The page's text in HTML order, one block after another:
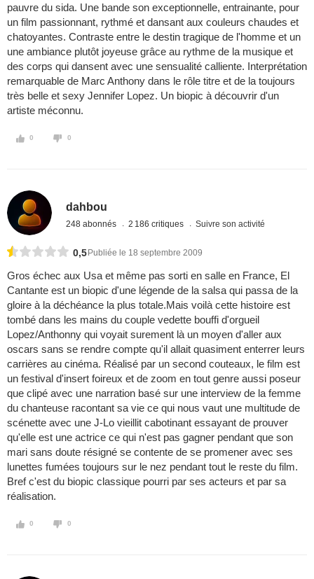
pauvre du sida. Une bande son exceptionnelle, entrainante, pour
un film passionnant, rythmé et dansant aux couleurs chaudes et
chatoyantes. Contraste entre le destin tragique de l'homme et un
une ambiance plutôt joyeuse grâce au rythme de la musique et
des corps qui dansent avec une sensualité calliente. Interprétation
remarquable de Marc Anthony dans le rôle titre et de la toujours
très belle et sexy Jennifer Lopez. Un biopic à découvrir d'un
artiste méconnu.
0 0
dahbou
248 abonnés 2 186 critiques Suivre son activité
0,5 Publiée le 18 septembre 2009
Gros échec aux Usa et même pas sorti en salle en France, El
Cantante est un biopic d'une légende de la salsa qui passa de la
gloire à la déchéance la plus totale.Mais voilà cette histoire est
tombé dans les mains du couple vedette bouffi d'orgueil
Lopez/Anthonny qui voyait surement là un moyen d'aller aux
oscars sans se rendre compte qu'il allait quasiment enterrer leurs
carrières au cinéma. Réalisé par un second couteaux, le film est
un festival d'insert foireux et de zoom en tout genre aussi poseur
que clipé avec une narration basé sur une interview de la femme
du chanteuse racontant sa vie ce qui nous vaut une multitude de
scénette avec une J-Lo vieillit cabotinant essayant de prouver
qu'elle est une actrice ce qui n'est pas gagner pendant que son
mari sans doute résigné se contente de se promener avec ses
lunettes fumées toujours sur le nez pendant tout le reste du film.
Bref c'est du biopic classique pourri par ses acteurs et par sa
réalisation.
0 0